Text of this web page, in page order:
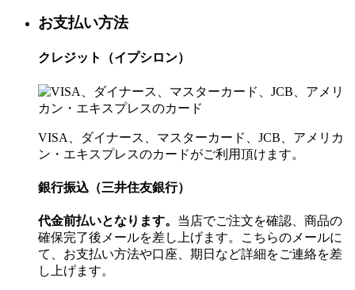
お支払い方法
クレジット（イプシロン）
VISA、ダイナース、マスターカード、JCB、アメリカ
ン・エキスプレスのカードがご利用頂けます。
銀行振込（三井住友銀行）
代金前払いとなります。 当店でご注文を確認、商品の
確保完了後メールを差し上げます。こちらのメールに
て、お支払い方法や口座、期日など詳細をご連絡を差
し上げます。